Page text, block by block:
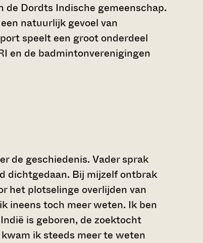
de Dordts Indische gemeenschap.
natuurlijk gevoel van
speelt een groot onderdeel
en de badmintonverenigingen
de geschiedenis. Vader sprak
dichtgedaan. Bij mijzelf ontbrak
het plotselinge overlijden van
ineens toch meer weten. Ik ben
is geboren, de zoektocht
ik steeds meer te weten